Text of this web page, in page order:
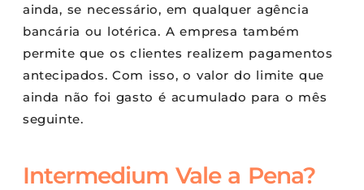
ainda, se necessário, em qualquer agência
bancária ou lotérica. A empresa também
permite que os clientes realizem pagamentos
antecipados. Com isso, o valor do limite que
ainda não foi gasto é acumulado para o mês
seguinte.
Intermedium Vale a Pena?